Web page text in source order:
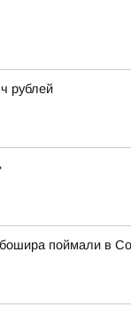
рублей
поймали в